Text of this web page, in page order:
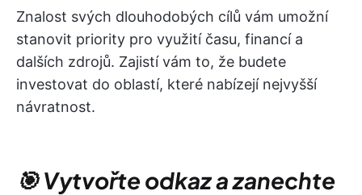
Znalost svých dlouhodobých cílů vám umožní
stanovit priority pro využití času, financí a
dalších zdrojů. Zajistí vám to, že budete
investovat do oblastí, které nabízejí nejvyšší
návratnost.
🎯 Vytvořte odkaz a zanechte